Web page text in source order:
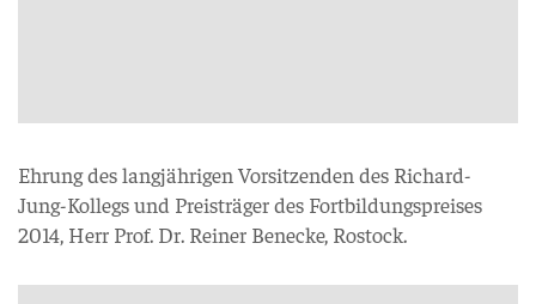
Ehrung des langjährigen Vorsitzenden des Richard-
Jung-Kollegs und Preisträger des Fortbildungspreises
2014, Herr Prof. Dr. Reiner Benecke, Rostock.